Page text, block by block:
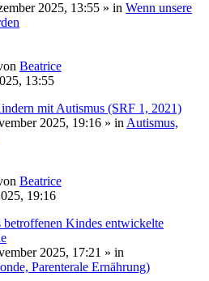
2025, 13:55 » in Wenn unsere
Beatrice
13:55
mit Autismus (SRF 1, 2021)
2025, 19:16 » in Autismus,
Beatrice
19:16
betroffenen Kindes entwickelte
2025, 17:21 » in
Parenterale Ernährung)